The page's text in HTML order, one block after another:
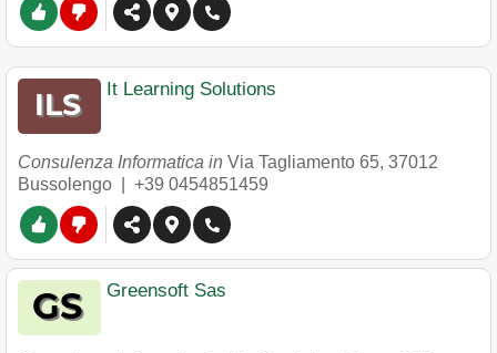
It Learning Solutions
Consulenza Informatica in Via Tagliamento 65, 37012
Bussolengo
+39 0454851459
Greensoft Sas